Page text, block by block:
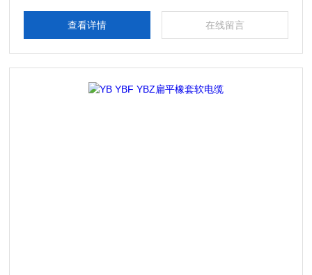
查看详情 在线留言